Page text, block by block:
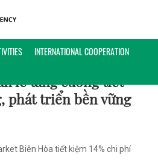
INTERNATIONAL COOPERATION
HÌNH
lẻ tăng cường tiết
phát triển bền vững
Biên Hòa tiết kiệm 14% chi phí